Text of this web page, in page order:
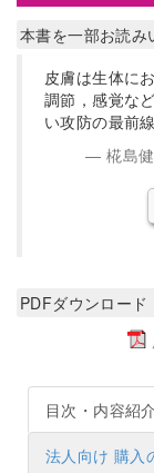
本書を一部お読み
皮膚は生体に
調節，感覚な
い攻防の最前
椛島
PDFダウンロード
目次・内容紹介
法人向け 購入